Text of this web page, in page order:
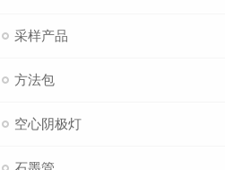
采样产品
方法包
空心阴极灯